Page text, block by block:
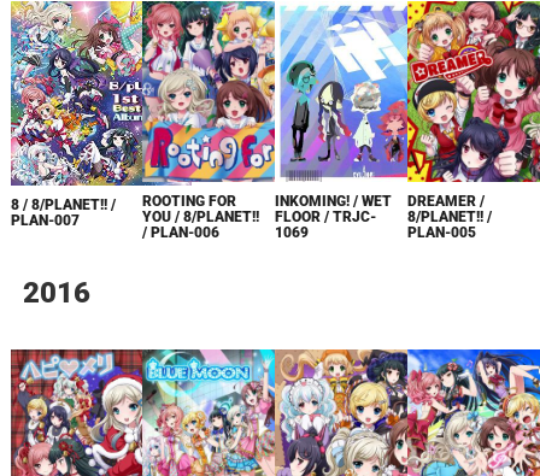
8 / 8/PLANET!! /
PLAN-007
ROOTING FOR
YOU / 8/PLANET!!
/ PLAN-006
INKOMING! / WET
FLOOR / TRJC-
1069
DREAMER /
8/PLANET!! /
PLAN-005
2016